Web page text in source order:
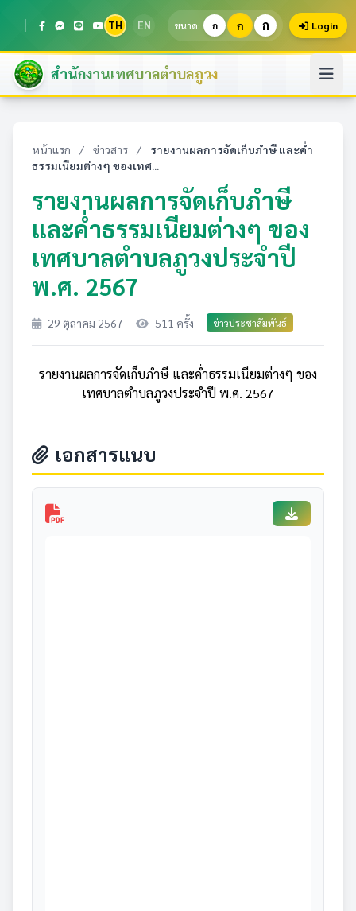
TH EN ขนาด: ก ก ก Login
สำนักงานเทศบาลตำบลภูวง
หน้าแรก / ข่าวสาร /
รายงานผลการจัดเก็บภำษี และค่ำ
ธรรมเนียมต่างๆ ของเทศ...
รายงานผลการจัดเก็บภำษี
และค่ำธรรมเนียมต่างๆ ของ
เทศบาลตำบลภูวงประจำปี
พ.ศ. 2567
29 ตุลาคม 2567 511 ครั้ง ข่าวประชาสัมพันธ์
รายงานผลการจัดเก็บภำษี และค่ำธรรมเนียมต่างๆ ของ
เทศบาลตำบลภูวงประจำปี พ.ศ. 2567
เอกสารแนบ